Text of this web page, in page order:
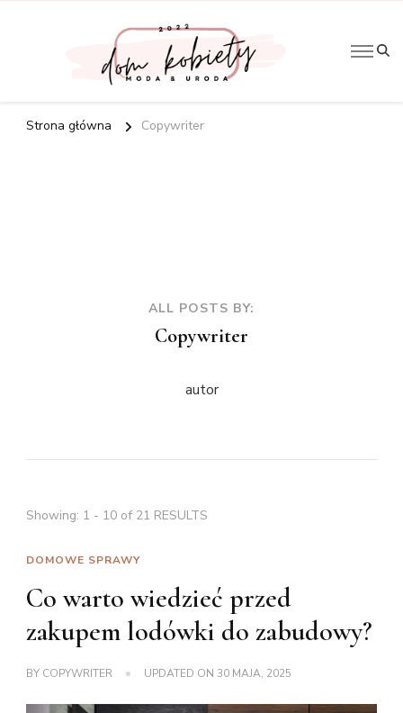
Artykuły
Strona główna Copywriter
ALL POSTS BY:
Copywriter
autor
Showing: 1 - 10 of 21 RESULTS
DOMOWE SPRAWY
Co warto wiedzieć przed
zakupem lodówki do zabudowy?
BY COPYWRITER UPDATED ON 30 MAJA, 2025